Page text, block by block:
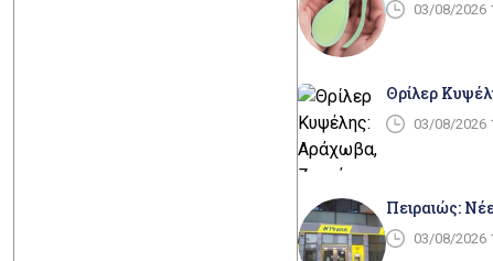
03/08/2026
Θρίλερ
03/08/2026
Πειραιώς:
03/08/2026